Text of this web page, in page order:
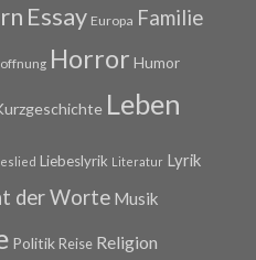
Essay Europa Familie
Horror Humor
Leben
Liebeslyrik Literatur Lyrik
der Worte Musik
Politik Reise Religion